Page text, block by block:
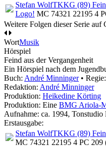
Stefan WolfTKKG (89)
Logo! MC 74321 22195 4
Weitere Folgen dieser Serie auf
WortMusik
Hörspiel
Feind aus der Vergangenheit
Ein Hörspiel nach dem
Buch: André Minninger• Regie:
Redaktion: André Minninger
Produktion: Heikedine Körting
Produktion: Eine BMG Ariola-
Aufnahme: ca. 1994,
Erstausgabe:
Stefan WolfTKKG (89)
MC 74321 22195 4 PC 209